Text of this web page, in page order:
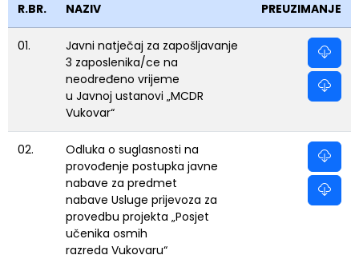
R.BR. NAZIV PREUZIMANJE
01.
Javni natječaj za zapošljavanje
3 zaposlenika/ce na
neodređeno vrijeme
u Javnoj ustanovi „MCDR
Vukovar“
02.
Odluka o suglasnosti na
provođenje postupka javne
nabave za predmet
nabave Usluge prijevoza za
provedbu projekta „Posjet
učenika osmih
razreda Vukovaru“